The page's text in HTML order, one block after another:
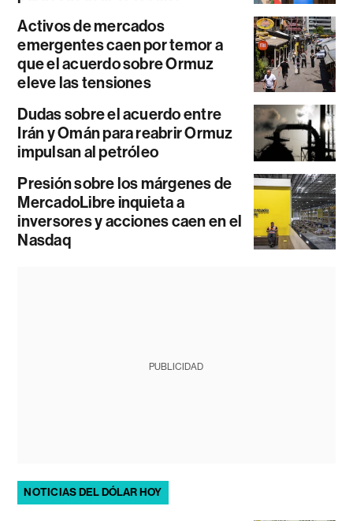
Activos de mercados
emergentes caen por temor a
que el acuerdo sobre Ormuz
eleve las tensiones
Dudas sobre el acuerdo entre
Irán y Omán para reabrir Ormuz
impulsan al petróleo
Presión sobre los márgenes de
MercadoLibre inquieta a
inversores y acciones caen en el
Nasdaq
PUBLICIDAD
NOTICIAS DEL DÓLAR HOY